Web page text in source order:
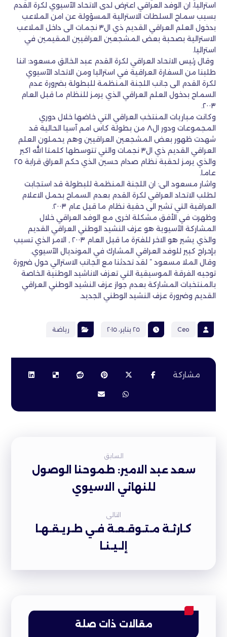
استراليا، ان الوفد العراقي اعترض لدى الاتحاد الآسيوي لكرة القدم
بسبب سماح السلطات الاسترالية المسؤولة عن امن الملاعب
بدخول العلم العراقي القديم ذي ال٣ نجمات الى داخل الملاعب
الاسترالية بصحبة بعض المشجعين العراقيين المقيمين في
استراليا.
وقال رئيس الاتحاد العراقي لكرة القدم عبد الخالق مسعود: اننا
طلبنا من السفارة العراقية في استراليا ومن الاتحاد الآسيوي
لكرة القدم الى جانب اللجنة المنظمة للبطولة بضرورة عدم
السماح بدخول العلم العراقي الذي يرمز للنظام ما قبل العام
٢٠٠٣.
وكانت مباريات المنتخب العراقي التي خاضها خلال دوري
المجموعات ودور ال٨ من بطولة كاس امم آسيا الحالية قد
شهدت ظهور بعض المشجعين العراقيين وهم يحملون العلم
العراقي القديم ذي ال٣ نجمات والتي تتوسطها كلمتا الله اكبر
والذي يرمز لحقبة نظام صدام حسين الذي حكم العراق قرابة ٢٥
عاما.
واشار مسعود الى: ان اللجنة المنظمة للبطولة قد استجابت
لطلب الاتحاد العراقي لكرة القدم بعدم السماح بحمل الاعلام
العراقية التي تشير الى حقبة نظام ما قبل عام ٢٠٠٣.
وظهرت في الأفق مشكلة اخرى مع الوفد العراقي خلال
المشاركة الآسيوية هو عزف النشيد الوطني العراقي القديم
والذي يشير هو الاخر للفترة ما قبل العام ٢٠٠٣ , الامر الذي تسبب
بإحراج كبير للوفد العراقي المشارك في المونديال الآسيوي.
وقال الملا مسعود ” لقد تحدثنا مع الجانب الاسترالي حول ضرورة
توجيه الفرقة الموسيقية التي تعزف الاناشيد الوطنية الخاصة
بالمنتخبات المشاركة بعدم جواز عزف النشيد الوطني العراقي
القديم وضرورة عزف النشيد الوطني الجديد.
Ceo ٢٥ يناير، ٢٠١٥ رياضة
السابق
سعد عبد الامير: طموحنا الوصول
للنهائي الاسيوي
التالى
كـارثـة مـتـوقـعـة فـي طـريـقـهـا
إلـيـنـا
مقالات ذات صلة